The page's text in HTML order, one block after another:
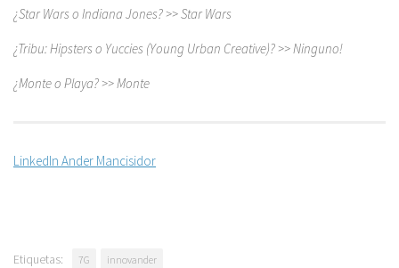
¿Star Wars o Indiana Jones? >> Star Wars
¿Tribu: Hipsters o Yuccies (Young Urban Creative)? >> Ninguno!
¿Monte o Playa? >> Monte
LinkedIn Ander Mancisidor
Etiquetas: 7G innovander